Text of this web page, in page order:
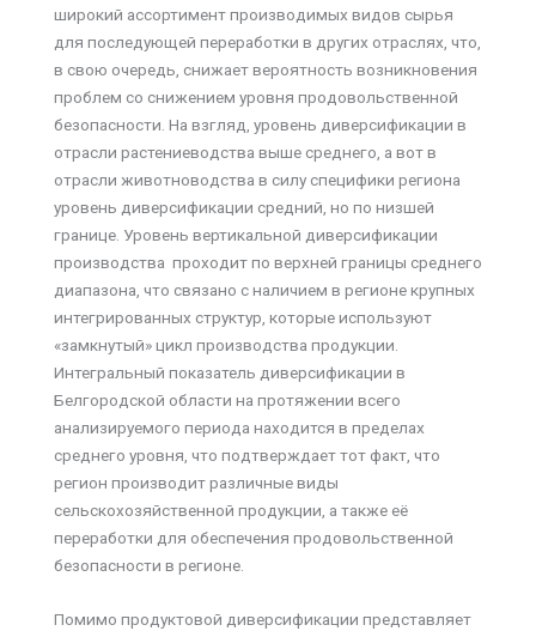
широкий ассортимент производимых видов сырья
для последующей переработки в других отраслях, что,
в свою очередь, снижает вероятность возникновения
проблем со снижением уровня продовольственной
безопасности. На взгляд, уровень диверсификации в
отрасли растениеводства выше среднего, а вот в
отрасли животноводства в силу специфики региона
уровень диверсификации средний, но по низшей
границе. Уровень вертикальной диверсификации
производства проходит по верхней границы среднего
диапазона, что связано с наличием в регионе крупных
интегрированных структур, которые используют
«замкнутый» цикл производства продукции.
Интегральный показатель диверсификации в
Белгородской области на протяжении всего
анализируемого периода находится в пределах
среднего уровня, что подтверждает тот факт, что
регион производит различные виды
сельскохозяйственной продукции, а также её
переработки для обеспечения продовольственной
безопасности в регионе.
Помимо продуктовой диверсификации представляет